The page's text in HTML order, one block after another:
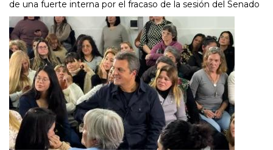
de una fuerte interna por el fracaso de la sesión del Senado